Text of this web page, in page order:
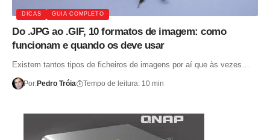
DICAS GUIA COMPLETO
Do .JPG ao .GIF, 10 formatos de imagem: como
funcionam e quando os deve usar
Existem tantos tipos de ficheiros de imagens por aí que às vezes…
Por:Pedro Tróia Tempo de leitura: 10 min